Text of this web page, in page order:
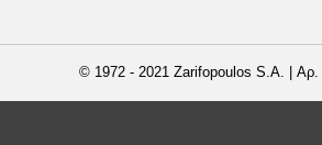
© 1972 - 2021 Zarifopoulos S.A. |